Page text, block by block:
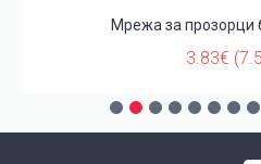
Мрежа за прозорци
3.83€